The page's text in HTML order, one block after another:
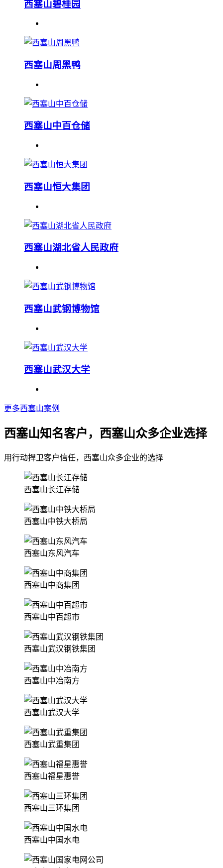
西塞山碧桂园
西塞山周黑鸭
西塞山中百仓储
西塞山恒大集团
西塞山湖北省人民政府
西塞山武钢博物馆
西塞山武汉大学
更多西塞山案例
西塞山知名客户，西塞山众多企业选择
用行动捍卫客户信任，西塞山众多企业的选择
西塞山长江存储
西塞山中铁大桥局
西塞山东风汽车
西塞山中商集团
西塞山中百超市
西塞山武汉钢铁集团
西塞山中冶南方
西塞山武汉大学
西塞山武重集团
西塞山福星惠誉
西塞山三环集团
西塞山中国水电